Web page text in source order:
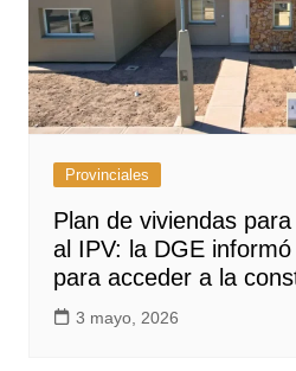
Provinciales
Plan de viviendas
al IPV: la DGE
para acceder a la
3 mayo, 2026